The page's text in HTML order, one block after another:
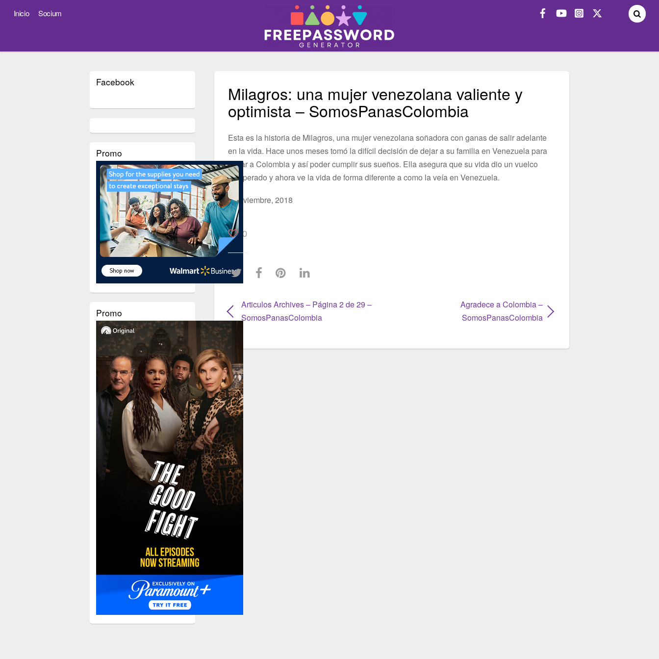
Inicio Socium
Milagros: una mujer venezolana valiente y
optimista – SomosPanasColombia
Esta es la historia de Milagros, una mujer venezolana soñadora con ganas de salir adelante
en la vida. Hace unos meses tomó la difícil decisión de dejar a su familia en Venezuela para
llegar a Colombia y así poder cumplir sus sueños. Ella asegura que su vida dio un vuelco
inesperado y ahora ve la vida de forma diferente a como la veía en Venezuela.
2 noviembre, 2018
0
Articulos Archives – Página 2 de 29 –
SomosPanasColombia
Agradece a Colombia –
SomosPanasColombia
Facebook
Promo
Promo